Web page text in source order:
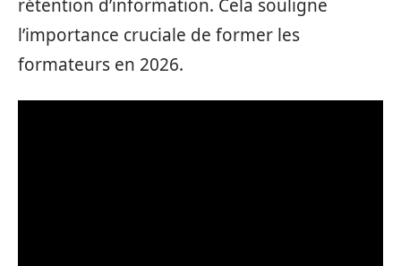
rétention d’information. Cela souligne
l’importance cruciale de former les
formateurs en 2026.